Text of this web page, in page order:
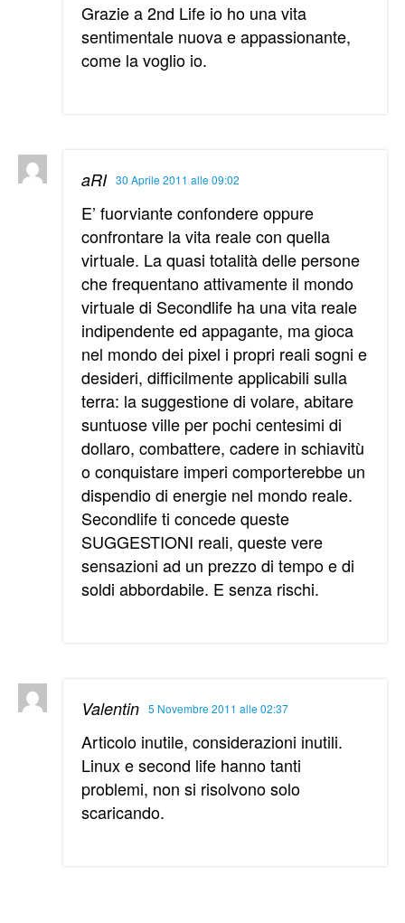
Grazie a 2nd Life io ho una vita
sentimentale nuova e appassionante,
come la voglio io.
aRI 30 Aprile 2011 alle 09:02
E’ fuorviante confondere oppure
confrontare la vita reale con quella
virtuale. La quasi totalità delle persone
che frequentano attivamente il mondo
virtuale di Secondlife ha una vita reale
indipendente ed appagante, ma gioca
nel mondo dei pixel i propri reali sogni e
desideri, difficilmente applicabili sulla
terra: la suggestione di volare, abitare
suntuose ville per pochi centesimi di
dollaro, combattere, cadere in schiavitù
o conquistare imperi comporterebbe un
dispendio di energie nel mondo reale.
Secondlife ti concede queste
SUGGESTIONI reali, queste vere
sensazioni ad un prezzo di tempo e di
soldi abbordabile. E senza rischi.
Valentin 5 Novembre 2011 alle 02:37
Articolo inutile, considerazioni inutili.
Linux e second life hanno tanti
problemi, non si risolvono solo
scaricando.